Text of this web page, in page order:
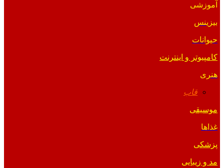
آموزشی
بیزینس
حیوانات
کامپیوتر و اینترنت
هنری
قاب
موسیقی
غذاها
پزشکی
مد و زیبایی